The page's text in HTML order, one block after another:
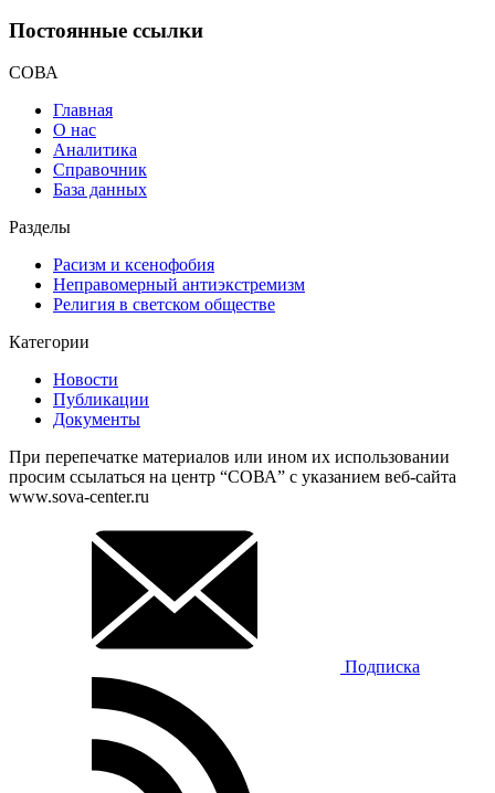
Постоянные ссылки
СОВА
Главная
О нас
Аналитика
Справочник
База данных
Разделы
Расизм и ксенофобия
Неправомерный антиэкстремизм
Религия в светском обществе
Категории
Новости
Публикации
Документы
При перепечатке материалов или ином их использовании
просим ссылаться на центр “СОВА” с указанием веб-сайта
www.sova-center.ru
Подписка